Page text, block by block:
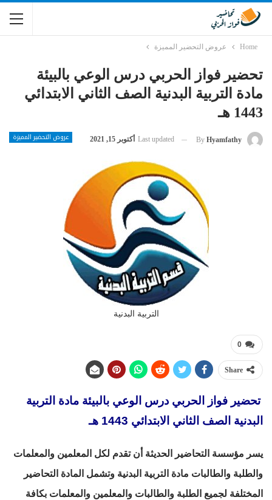
Home عروض التحضير المميزة
تحضير فواز الحربي درس الوعي بالبيئة
مادة التربية البدنية الصف الثاني الابتدائي
1443 هـ
عروض التحضير المميزة By Hyamfathy
Last updated أكتوبر 15, 2021
التربية البدنية
0
Share
تحضير فواز الحربي درس الوعي بالبيئة مادة التربية
البدنية الصف الثاني الابتدائي 1443 هـ
يسر مؤسسة التحاضير الحديثة أن تقدم لكل المعلمين والمعلمات
والطلبة والطالبات مادة التربية البدنية وتشمل المادة التحاضير
المختلفة لجميع الطلبة والطالبات والمعلمين والمعلمات بكافة